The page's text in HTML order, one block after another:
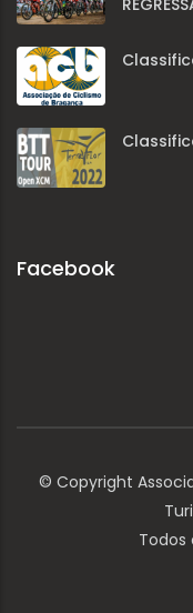
Facebook
© Copyright
Todos